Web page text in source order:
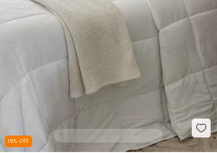
19% OFF